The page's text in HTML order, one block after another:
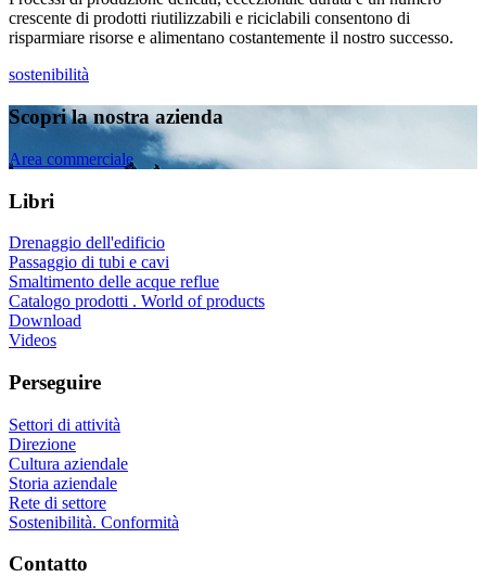
crescente di prodotti riutilizzabili e riciclabili consentono di
risparmiare risorse e alimentano costantemente il nostro successo.
sostenibilità
Scopri la nostra azienda
Area commerciale
Libri
Drenaggio dell'edificio
Passaggio di tubi e cavi
Smaltimento delle acque reflue
Catalogo prodotti . World of products
Download
Videos
Perseguire
Settori di attività
Direzione
Cultura aziendale
Storia aziendale
Rete di settore
Sostenibilità. Conformità
Contatto